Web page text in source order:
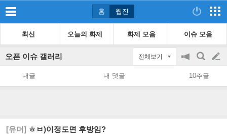
홈 웹진
최신 오늘의 화제 화제 모음 이슈 모음
오픈 이슈 갤러리 전체보기
공
지
on/off
검
색
글
쓰
내글 내 댓글 10추글
[유머] ㅎㅂ)이정도면 후방임?